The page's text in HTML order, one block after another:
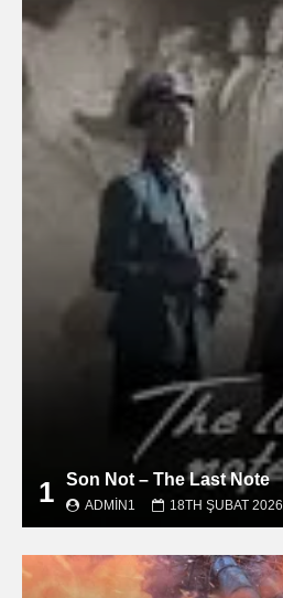
1 Son Not – The Last Note
ADMIN1 18TH ŞUBAT 2026